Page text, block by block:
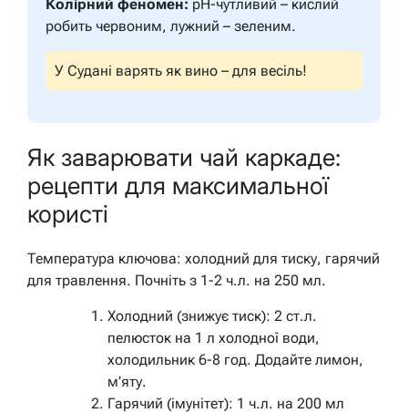
Колірний феномен: pH-чутливий – кислий
робить червоним, лужний – зеленим.
У Судані варять як вино – для весіль!
Як заварювати чай каркаде:
рецепти для максимальної
користі
Температура ключова: холодний для тиску, гарячий
для травлення. Почніть з 1-2 ч.л. на 250 мл.
Холодний (знижує тиск): 2 ст.л.
пелюсток на 1 л холодної води,
холодильник 6-8 год. Додайте лимон,
м’яту.
Гарячий (імунітет): 1 ч.л. на 200 мл